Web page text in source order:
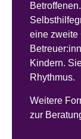
eine zweite
Kindern.
Rhythmus.
Weitere
zur